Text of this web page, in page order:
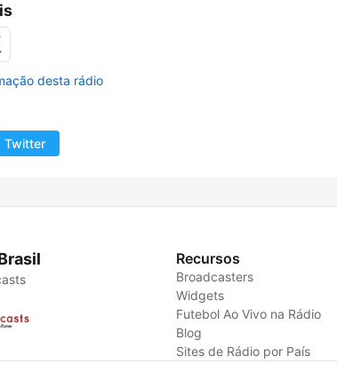
desta rádio
Twitter
Recursos
Broadcasters
Widgets
Futebol Ao Vivo na Rádio
Blog
Sites de Rádio por País